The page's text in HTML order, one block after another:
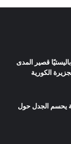
قصير المدى
الكورية
يحسم الجدل حول